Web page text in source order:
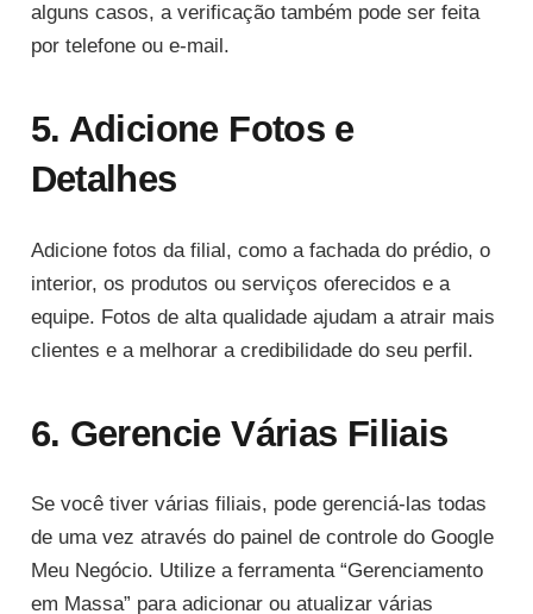
alguns casos, a verificação também pode ser feita
por telefone ou e-mail.
5. Adicione Fotos e
Detalhes
Adicione fotos da filial, como a fachada do prédio, o
interior, os produtos ou serviços oferecidos e a
equipe. Fotos de alta qualidade ajudam a atrair mais
clientes e a melhorar a credibilidade do seu perfil.
6. Gerencie Várias Filiais
Se você tiver várias filiais, pode gerenciá-las todas
de uma vez através do painel de controle do Google
Meu Negócio. Utilize a ferramenta “Gerenciamento
em Massa” para adicionar ou atualizar várias